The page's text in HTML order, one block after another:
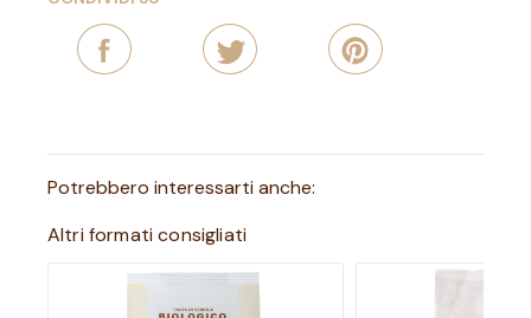
Potrebbero interessarti anche:
Altri formati consigliati